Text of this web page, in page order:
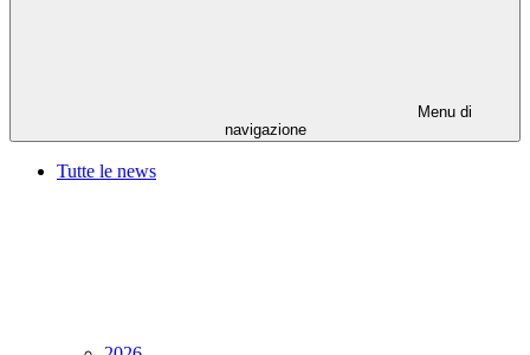
Menu di
navigazione
Tutte le news